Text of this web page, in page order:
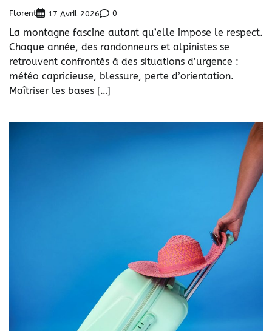
Florent 17 Avril 2026 0
La montagne fascine autant qu’elle impose le respect.
Chaque année, des randonneurs et alpinistes se
retrouvent confrontés à des situations d’urgence :
météo capricieuse, blessure, perte d’orientation.
Maîtriser les bases […]